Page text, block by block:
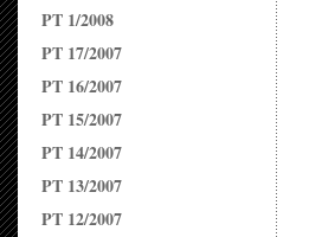
PT 1/2008
PT 17/2007
PT 16/2007
PT 15/2007
PT 14/2007
PT 13/2007
PT 12/2007